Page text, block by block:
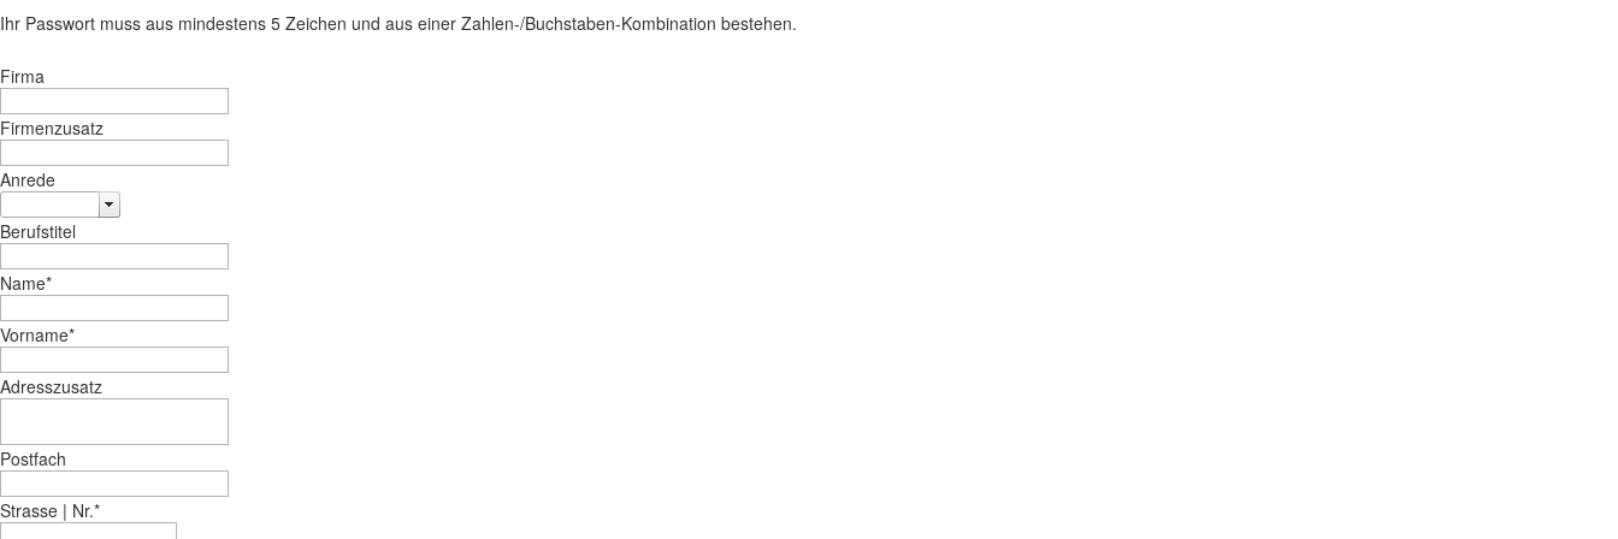
Ihr Passwort muss aus mindestens 5 Zeichen und aus einer Zahlen-/Buchstaben-Kombination bestehen.
Firma
Firmenzusatz
Anrede
Berufstitel
Name*
Vorname*
Adresszusatz
Postfach
Strasse | Nr.*